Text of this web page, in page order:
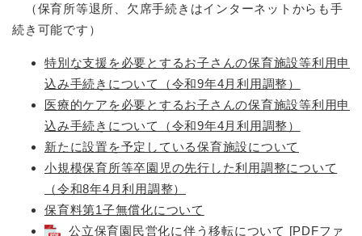
（保育所等退所、欠席手続きはインターネットからも手
続き可能です）
特別な支援を必要とするお子さんの保育施設等利用申
込み手続きについて（令和9年4月利用調整）
医療的ケアを必要とするお子さんの保育施設等利用申
込み手続きについて（令和9年4月利用調整）
新たに設置を予定している保育施設について
小規模保育所等卒園児の先行した利用調整について
（令和8年4月利用調整）
保育料第1子無償化について
公立保育園民営化に伴う移転について [PDFファ